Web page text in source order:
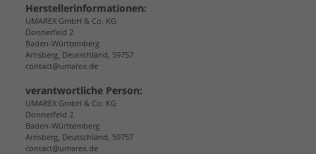
Herstellerinformationen:
UMAREX GmbH & Co. KG
Donnerfeld 2
Baden-Württemberg
Arnsberg, Deutschland, 59757
contact@umarex.de
verantwortliche Person:
UMAREX GmbH & Co. KG
Donnerfeld 2
Baden-Württemberg
Arnsberg, Deutschland, 59757
contact@umarex.de